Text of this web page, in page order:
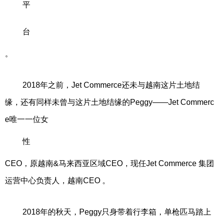
平
台
。
2018年之前，Jet Commerce还未与越南这片土地结
缘，还有同样未曾与这片土地结缘的Peggy——Jet Commerc
e唯一一位女
性
CEO，原越南&马来西亚区域CEO，现任Jet Commerce 集团
运营中心负责人，越南CEO 。
2018年的秋天，Peggy只身带着行李箱，单枪匹马踏上